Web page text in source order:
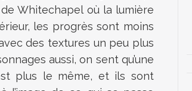
Whitechapel où la lumière
les progrès sont moins
des textures un peu plus
aussi, on sent qu’une
plus le même, et ils sont